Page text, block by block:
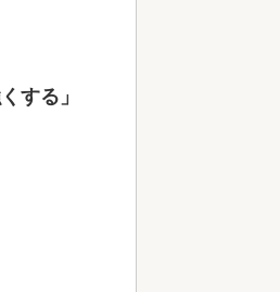
する」